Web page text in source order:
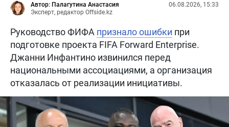
Автор: Палагутина Анастасия
Эксперт, редактор Offside.kz
06.08.2026, 15:33
Руководство ФИФА признало ошибки при
подготовке проекта FIFA Forward Enterprise.
Джанни Инфантино извинился перед
национальными ассоциациями, а организация
отказалась от реализации инициативы.